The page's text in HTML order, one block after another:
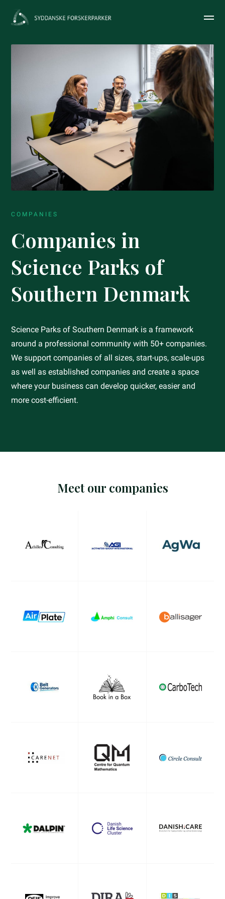
COMPANIES
Companies in
Science Parks of
Southern Denmark
Science Parks of Southern Denmark is a framework
around a professional community with 50+ companies.
We support companies of all sizes, start-ups, scale-ups
as well as established companies and create a space
where your business can develop quicker, easier and
more cost-efficient.
Meet our companies